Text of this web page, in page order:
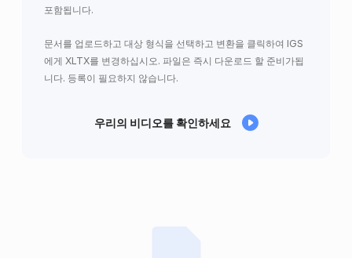
포함됩니다.
문서를 업로드하고 대상 형식을 선택하고 변환을 클릭하여 IGS
에게 XLTX를 변경하십시오. 파일은 즉시 다운로드 할 준비가됩
니다. 등록이 필요하지 않습니다.
우리의 비디오를 확인하세요